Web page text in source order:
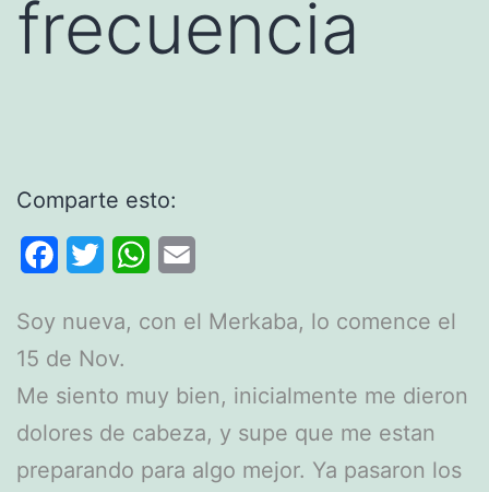
frecuencia
Comparte esto:
Facebook
Twitter WhatsApp
Soy nueva, con el Merkaba, lo comence el
15 de Nov.
Me siento muy bien, inicialmente me dieron
dolores de cabeza, y supe que me estan
preparando para algo mejor. Ya pasaron los